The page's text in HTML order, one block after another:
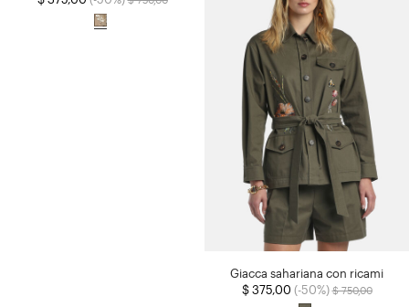
Giacca sahariana con ricami
$ 375,00 (-50%)Prezzo ridotto
$ 750,00a